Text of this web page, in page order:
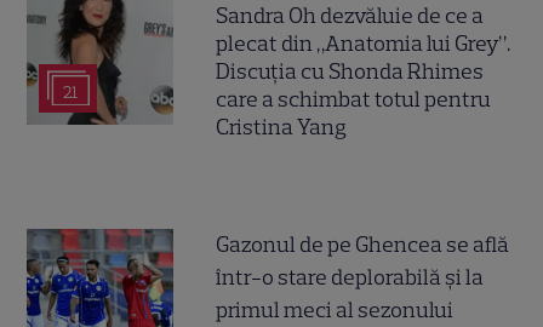
21
Sandra Oh dezvăluie de ce a
plecat din „Anatomia lui Grey”.
Discuția cu Shonda Rhimes
care a schimbat totul pentru
Cristina Yang
Gazonul de pe Ghencea se află
într-o stare deplorabilă și la
primul meci al sezonului